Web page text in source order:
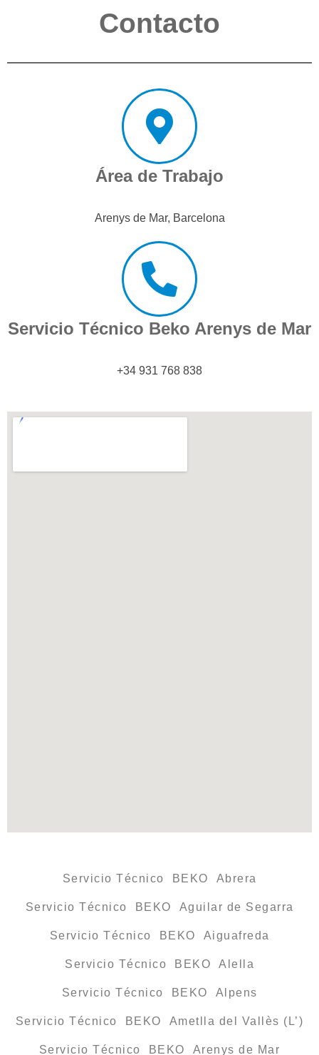
Contacto
Área de Trabajo
Arenys de Mar, Barcelona
Servicio Técnico Beko Arenys de Mar
+34 931 768 838
Servicio Técnico BEKO Abrera
Servicio Técnico BEKO Aguilar de Segarra
Servicio Técnico BEKO Aiguafreda
Servicio Técnico BEKO Alella
Servicio Técnico BEKO Alpens
Servicio Técnico BEKO Ametlla del Vallès (L’)
Servicio Técnico BEKO Arenys de Mar